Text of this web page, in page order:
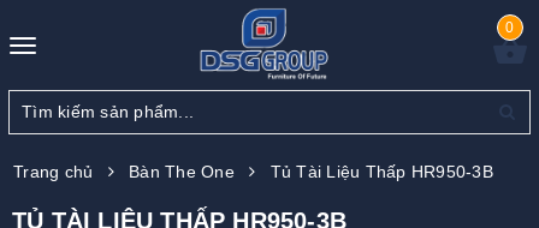
Toggle
0
Trang chủ Bàn The One Tủ Tài Liệu Thấp HR950-3B
TỦ TÀI LIỆU THẤP HR950-3B